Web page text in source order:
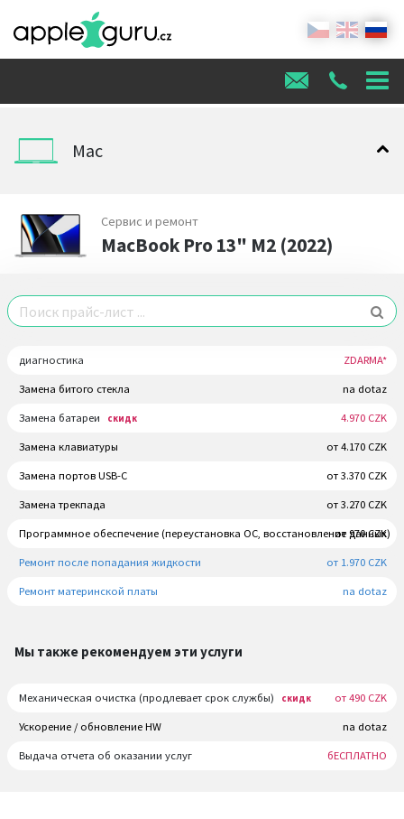
Mac
Сервис и ремонт
MacBook Pro 13" M2 (2022)
диагностика ZDARMA*
Замена битого стекла na dotaz
Замена батареи скидк 4.970 CZK
Замена клавиатуры от 4.170 CZK
Замена портов USB-C от 3.370 CZK
Замена трекпада от 3.270 CZK
Программное обеспечение (переустановка ОС, восстановление данных)
от 970 CZK
Ремонт после попадания жидкости от 1.970 CZK
Ремонт материнской платы na dotaz
Мы также рекомендуем эти услуги
Механическая очистка (продлевает срок службы) скидк от 490 CZK
Ускорение / обновление HW na dotaz
Выдача отчета об оказании услуг бЕСПЛАТНО